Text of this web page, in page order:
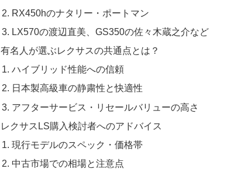
RX450hのナタリー・ポートマン
LX570の渡辺直美、GS350の佐々木蔵之介など
有名人が選ぶレクサスの共通点とは？
ハイブリッド性能への信頼
日本製高級車の静粛性と快適性
アフターサービス・リセールバリューの高さ
レクサスLS購入検討者へのアドバイス
現行モデルのスペック・価格帯
中古市場での相場と注意点